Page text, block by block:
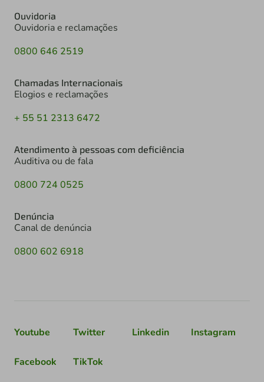
Ouvidoria
Ouvidoria e reclamações
0800 646 2519
Chamadas Internacionais
Elogios e reclamações
+ 55 51 2313 6472
Atendimento à pessoas com deficiência
Auditiva ou de fala
0800 724 0525
Denúncia
Canal de denúncia
0800 602 6918
Youtube Twitter Linkedin Instagram
Facebook TikTok